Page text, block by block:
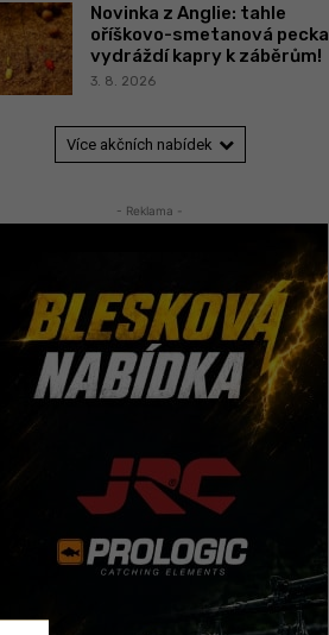
Novinka z Anglie: tahle
oříškovo-smetanová pecka
vydráždí kapry k záběrům!
3. 8. 2026
Více akčních nabídek
- Reklama -